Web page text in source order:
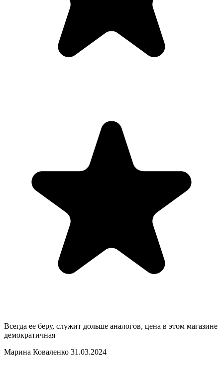
Всегда ее беру, служит дольше аналогов, цена в этом магазине
демократичная
Марина Коваленко 31.03.2024